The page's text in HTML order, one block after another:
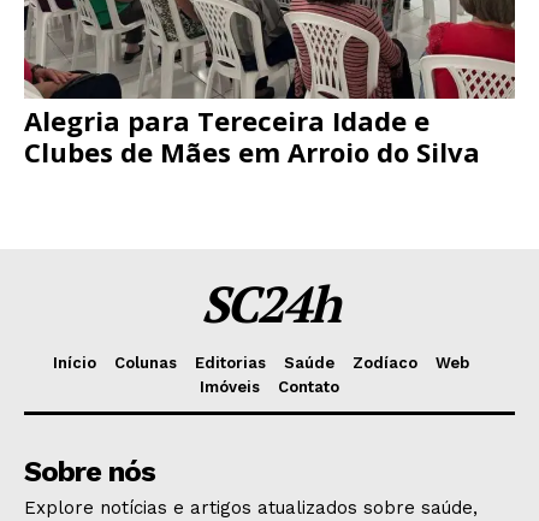
Alegria para Tereceira Idade e
Clubes de Mães em Arroio do Silva
SC24h
Início Colunas Editorias Saúde Zodíaco
Web
Imóveis
Contato
Sobre nós
Explore notícias e artigos atualizados sobre saúde,